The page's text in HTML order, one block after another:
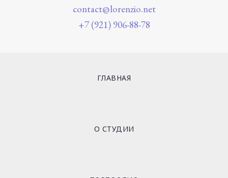
contact@lorenzio.net
+7 (921) 906-88-78
ГЛАВНАЯ
О СТУДИИ